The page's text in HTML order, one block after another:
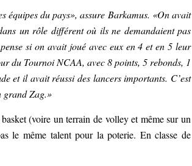
équipes du pays», assure Barkamus. «On avait
un rôle différent où ils ne demandaient pas
si on avait joué avec eux en 4 et en 5 leur
du Tournoi NCAA, avec 8 points, 5 rebonds, 1
et il avait réussi des lancers importants. C’est
grand Zag.»
(voire un terrain de volley et même sur un
le même talent pour la poterie. En classe de